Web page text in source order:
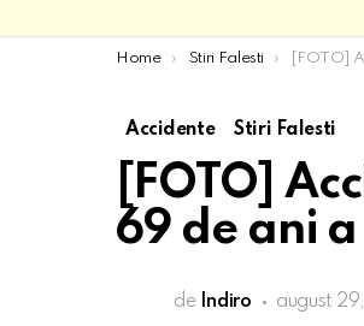
You are here:
Home Stiri Falesti [FOTO] Accident
Accidente Stiri Falesti
[FOTO]
69 de ani
de Indiro august